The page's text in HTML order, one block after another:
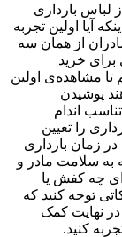
لباس بارداری
آیا اولین تجربه
از همان سه
خرید
مشاهده‌ی اولین
پوشیدن
اندام
را تعیین
زمان بارداری
به سلامت مادر و
چه کفش یا
توجه کنید که
در نهایت کمک